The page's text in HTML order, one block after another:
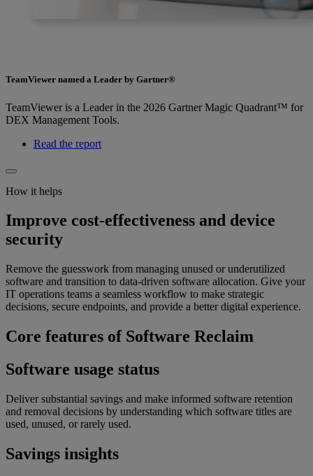
TeamViewer named a Leader by Gartner®
TeamViewer is a Leader in the 2026 Gartner Magic Quadrant™ for
DEX Management Tools.
Read the report
How it helps
Improve cost-effectiveness and device
security
Remove the guesswork from managing unused or underutilized
software and transition to data-driven software allocation. Give your
IT operations teams a seamless workflow to make strategic
decisions, secure endpoints, and provide a better digital experience.
Core features of Software Reclaim
Software usage status
Deliver substantial savings and make informed software retention
and removal decisions by understanding which software titles are
used, unused, or rarely used.
Savings insights